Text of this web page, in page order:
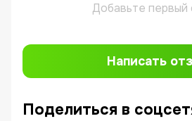
Добавьте первый
Написать
Поделиться в